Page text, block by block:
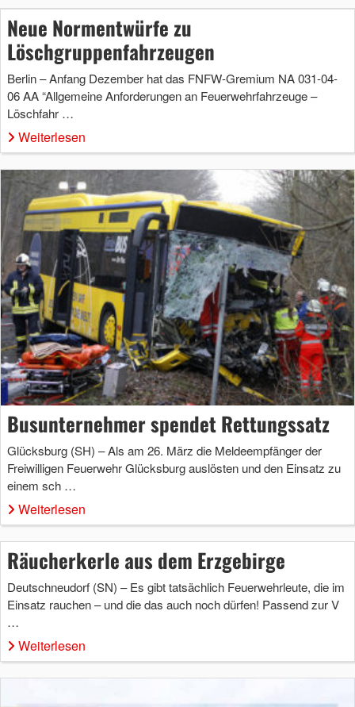
Neue Normentwürfe zu
Löschgruppenfahrzeugen
Berlin – Anfang Dezember hat das FNFW-Gremium NA 031-04-
06 AA “Allgemeine Anforderungen an Feuerwehrfahrzeuge –
Löschfahr …
Weiterlesen
Busunternehmer spendet Rettungssatz
Glücksburg (SH) – Als am 26. März die Meldeempfänger der
Freiwilligen Feuerwehr Glücksburg auslösten und den Einsatz zu
einem sch …
Weiterlesen
Räucherkerle aus dem Erzgebirge
Deutschneudorf (SN) – Es gibt tatsächlich Feuerwehrleute, die im
Einsatz rauchen – und die das auch noch dürfen! Passend zur V
…
Weiterlesen